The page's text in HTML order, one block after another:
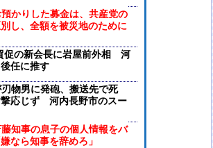
かりした募金は、共産党の
し、全額を被災地のために
促の新会長に岩屋前外相 河
任に推す
刃物男に発砲、搬送先で死
応じず 河内長野市のスー
知事の息子の個人情報をバ
なら知事を辞めろ」